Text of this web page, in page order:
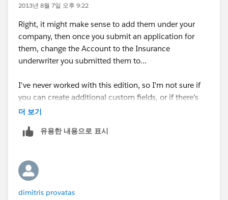
2013년 8월 7일 오후 9:22
Right, it might make sense to add them under your
company, then once you submit an application for
them, change the Account to the Insurance
underwriter you submitted them to...
I've never worked with this edition, so I'm not sure if
you can create additional custom fields, or if there's
the Partners related list on contacts/accounts, but
Account field for your company, then also add the
add them as partners to your contacts.
Essentially, linking one contact to multiple Accounts,
for different purposes. Look into that to see what
더 보기
유용한 내용으로 표시
dimitris provatas